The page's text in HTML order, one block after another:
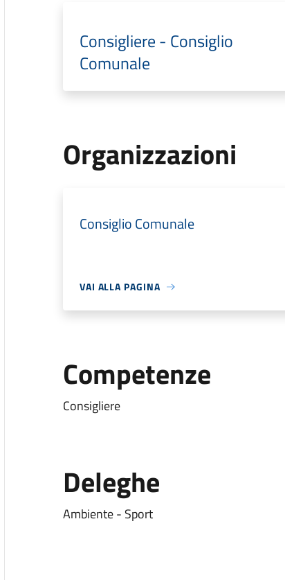
Consigliere - Consiglio
Comunale
Organizzazioni
Consiglio Comunale
VAI ALLA PAGINA
Competenze
Consigliere
Deleghe
Ambiente - Sport